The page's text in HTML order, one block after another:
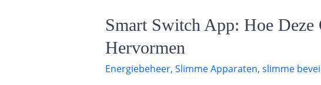
Smart Switch App: Hoe
Hervormen
Energiebeheer, Slimme Apparaten, slimme
Smart
Switch
App:
Hoe
Deze